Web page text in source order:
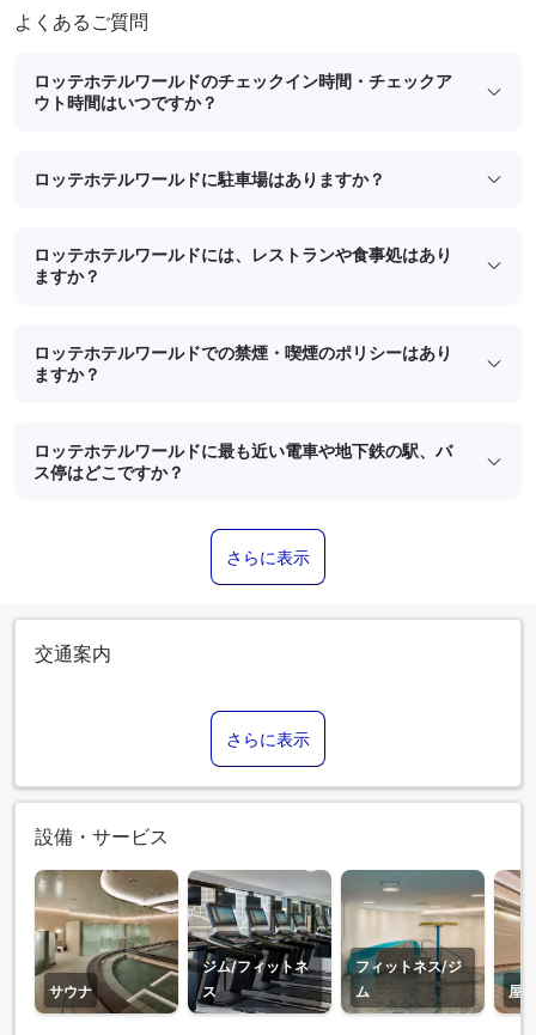
よくあるご質問
ロッテホテルワールドのチェックイン時間・チェックア
ウト時間はいつですか？
ロッテホテルワールドに駐車場はありますか？
ロッテホテルワールドには、レストランや食事処はあり
ますか？
ロッテホテルワールドでの禁煙・喫煙のポリシーはあり
ますか？
ロッテホテルワールドに最も近い電車や地下鉄の駅、バ
ス停はどこですか？
さらに表示
交通案内
さらに表示
設備・サービス
サウナ
ジム/フィットネ
ス
フィットネス/ジ
ム
屋